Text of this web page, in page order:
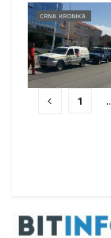
CRNA KRONIKA
1